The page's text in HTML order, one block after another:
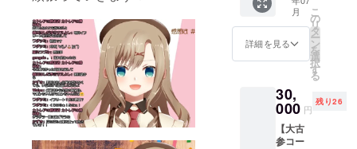
にお書
きくだ
さい。
ス集 ・
ファン
クラブ
１ヶ月
無料権
ンクラ
ブ会員
カード
（会員
番号
月
詳細を見る
こ
の
リ
タ
ー
ン
を
選
択
す
る
30,
000 円
残り26
【大古
参コー